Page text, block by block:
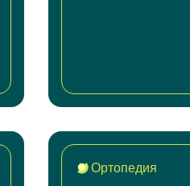
Ортопедия